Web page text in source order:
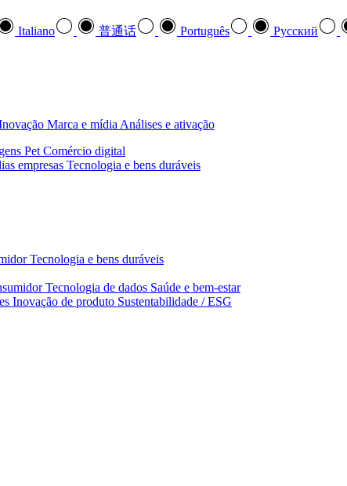
Italiano 普通话 Português Pусский
Marca e mídia Análises e ativação
Pet Comércio digital
empresas Tecnologia e bens duráveis
Tecnologia e bens duráveis
Tecnologia de dados Saúde e bem‑estar
Inovação de produto Sustentabilidade / ESG